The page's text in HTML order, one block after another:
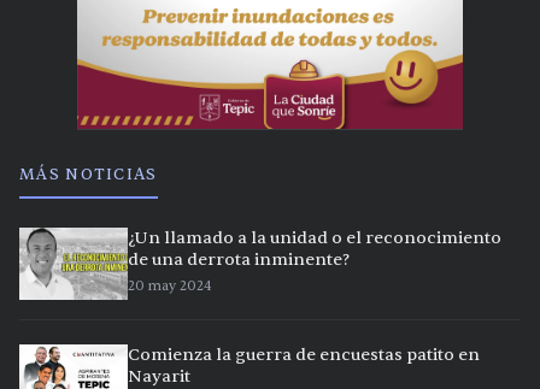
MÁS NOTICIAS
¿Un llamado a la unidad o el reconocimiento
de una derrota inminente?
20 may 2024
Comienza la guerra de encuestas patito en
Nayarit